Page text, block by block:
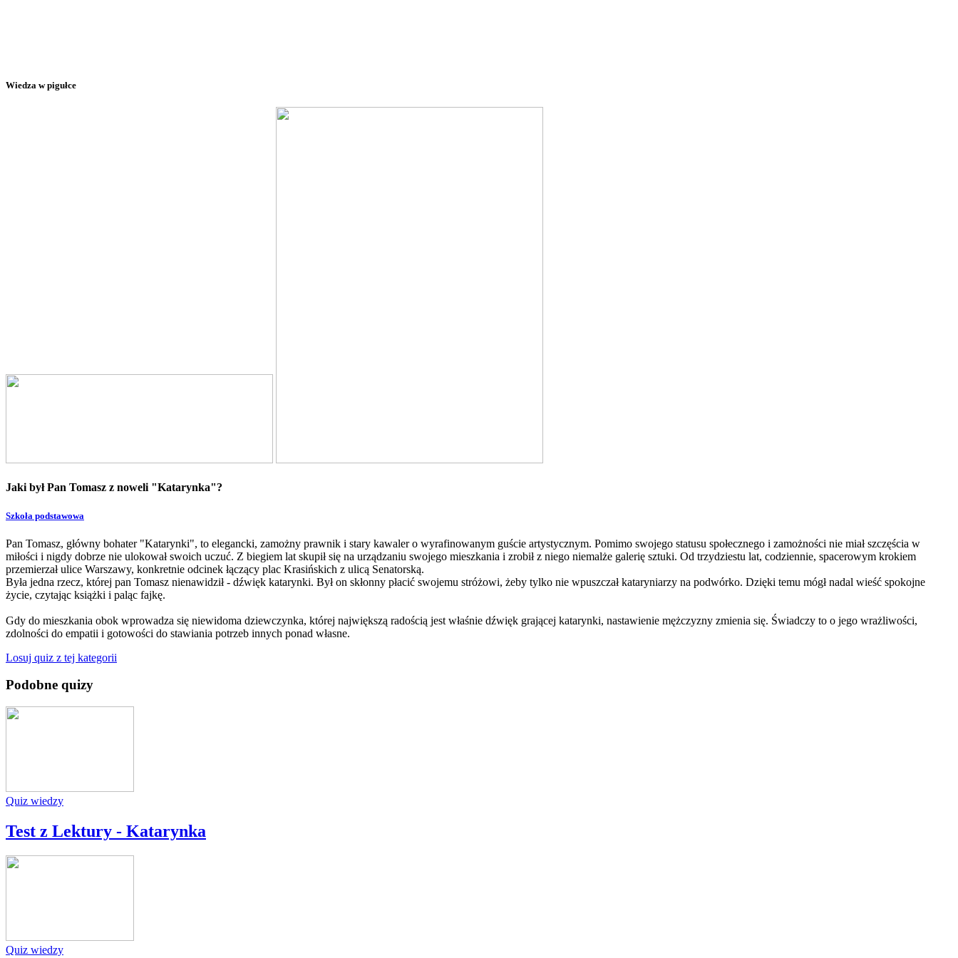
Wiedza w pigułce
Jaki był Pan Tomasz z noweli "Katarynka"?
Szkoła podstawowa
Pan Tomasz, główny bohater "Katarynki", to elegancki, zamożny prawnik i stary kawaler o wyrafinowanym guście artystycznym. Pomimo swojego statusu społecznego i zamożności nie miał szczęścia w
miłości i nigdy dobrze nie ulokował swoich uczuć. Z biegiem lat skupił się na urządzaniu swojego mieszkania i zrobił z niego niemalże galerię sztuki. Od trzydziestu lat, codziennie, spacerowym krokiem
przemierzał ulice Warszawy, konkretnie odcinek łączący plac Krasińskich z ulicą Senatorską.
Była jedna rzecz, której pan Tomasz nienawidził - dźwięk katarynki. Był on skłonny płacić swojemu stróżowi, żeby tylko nie wpuszczał kataryniarzy na podwórko. Dzięki temu mógł nadal wieść spokojne
życie, czytając książki i paląc fajkę.
Gdy do mieszkania obok wprowadza się niewidoma dziewczynka, której największą radością jest właśnie dźwięk grającej katarynki, nastawienie mężczyzny zmienia się. Świadczy to o jego wrażliwości,
zdolności do empatii i gotowości do stawiania potrzeb innych ponad własne.
Losuj quiz z tej kategorii
Podobne quizy
Quiz wiedzy
Test z Lektury - Katarynka
Quiz wiedzy